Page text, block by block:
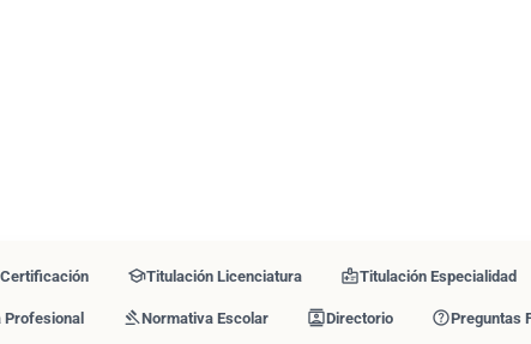
Certificación schoolTitulación Licenciatura medical_informationTitulación Especialidad
Profesional gavelNormativa Escolar contactsDirectorio helpPreguntas